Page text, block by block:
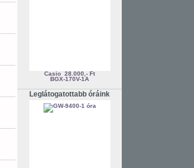
Casio 28.000,- Ft
BGX-170V-1A
Leglátogatottabb óráink